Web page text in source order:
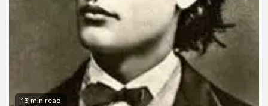
13 min read